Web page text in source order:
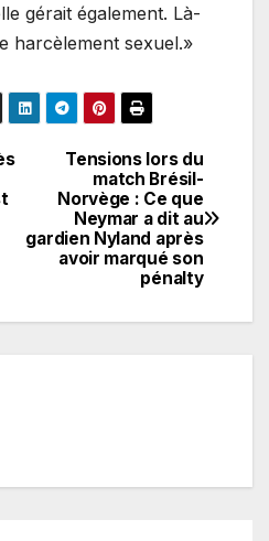
gérait également. Là-
harcèlement sexuel.»
Tensions lors du
match Brésil-
Norvège : Ce que
Neymar a dit au
gardien Nyland après
avoir marqué son
pénalty